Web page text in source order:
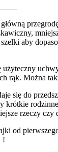
aby
użyteczny
rąk. Można
się do
krótkie
rzeczy czy
od
!